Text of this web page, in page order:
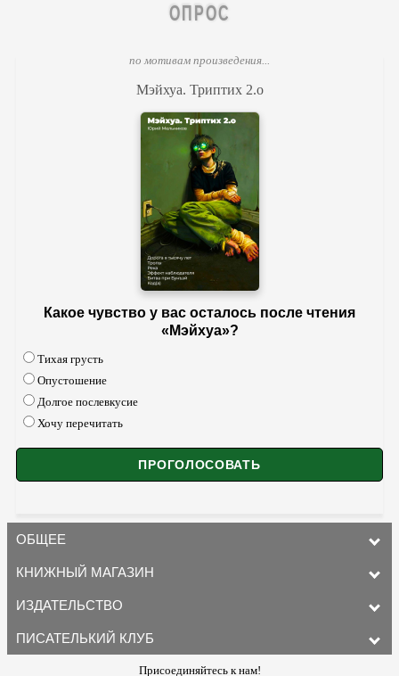
ОПРОС
по мотивам произведения...
Мэйхуа. Триптих 2.o
Какое чувство у вас осталось после чтения
«Мэйхуа»?
Тихая грусть
Опустошение
Долгое послевкусие
Хочу перечитать
ОБЩЕЕ
КНИЖНЫЙ МАГАЗИН
ИЗДАТЕЛЬСТВО
ПИСАТЕЛЬКИЙ КЛУБ
Присоединяйтесь к нам!